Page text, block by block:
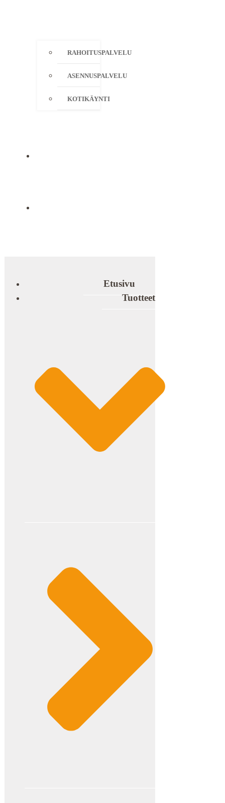
RAHOITUSPALVELU
ASENNUSPALVELU
KOTIKÄYNTI
Etusivu
Tuotteet